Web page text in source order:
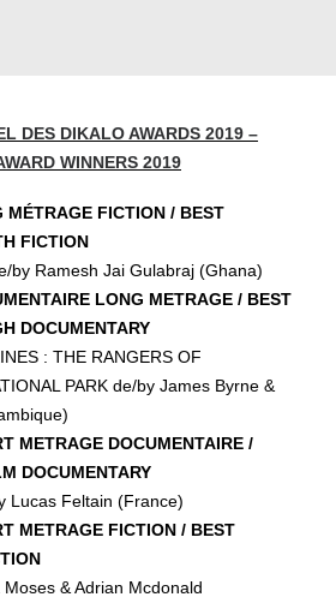
DES DIKALO AWARDS 2019 –
WINNERS 2019
MÉTRAGE FICTION / BEST
FICTION
by Ramesh Jai Gulabraj (Ghana)
LONG METRAGE / BEST
DOCUMENTARY
: THE RANGERS OF
PARK de/by James Byrne &
METRAGE DOCUMENTAIRE /
DOCUMENTARY
Lucas Feltain (France)
METRAGE FICTION / BEST
& Adrian Mcdonald